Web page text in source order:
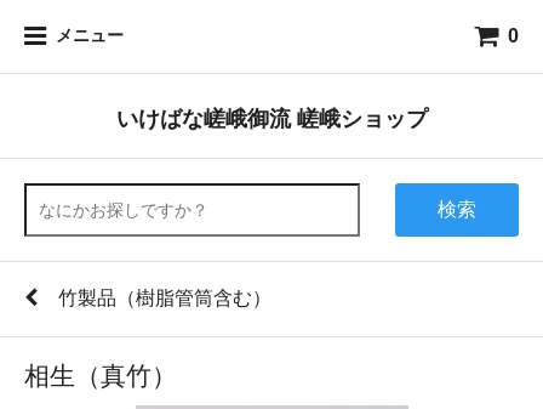
メニュー 0
いけばな嵯峨御流 嵯峨ショップ
検索
竹製品（樹脂管筒含む）
相生（真竹）